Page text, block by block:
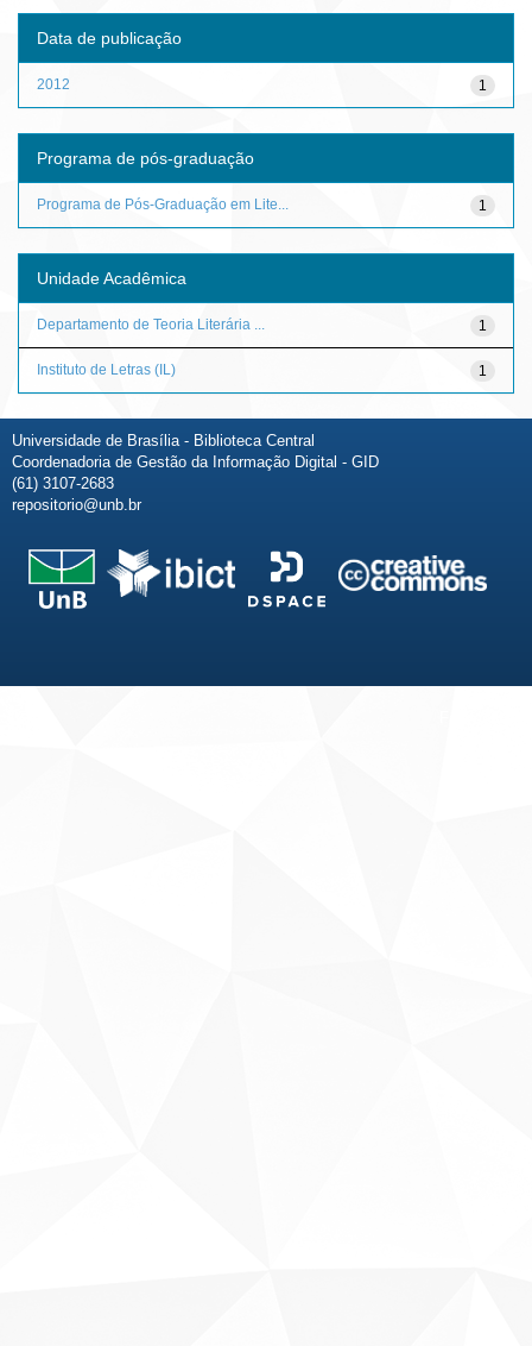
Data de publicação
1
2012
Programa de pós-graduação
1
Programa de Pós-Graduação em Lite...
Unidade Acadêmica
1
Departamento de Teoria Literária ...
1
Instituto de Letras (IL)
Universidade de Brasília - Biblioteca Central
Coordenadoria de Gestão da Informação Digital - GID
(61) 3107-2683
repositorio@unb.br